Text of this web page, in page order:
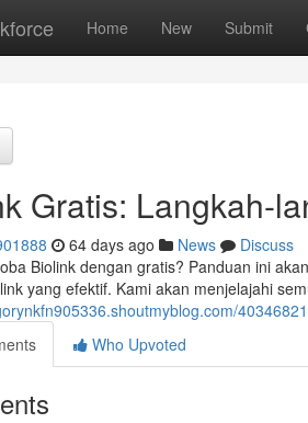
Home New Submit
Gratis: Langkah-
64 days ago News
Discuss
Biolink dengan gratis? Panduan ini
yang efektif. Kami akan menjelajahi
Who Upvoted